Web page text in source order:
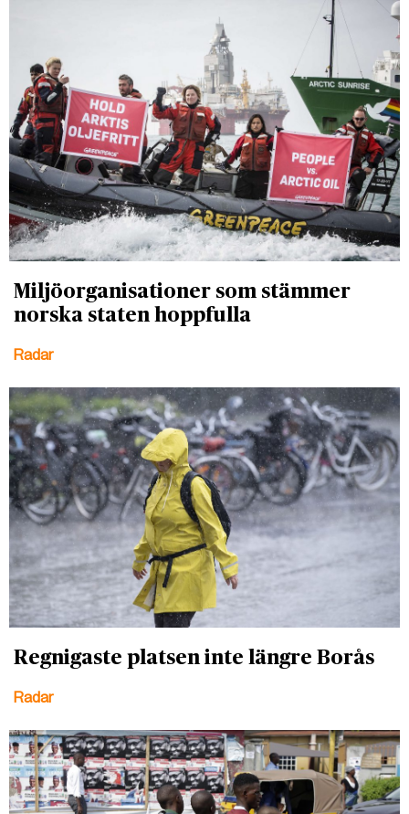
Miljöorganisationer som stämmer
norska staten hoppfulla
Radar
Regnigaste platsen inte längre Borås
Radar